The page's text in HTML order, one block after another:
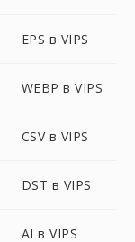
EPS в VIPS
WEBP в VIPS
CSV в VIPS
DST в VIPS
AI в VIPS